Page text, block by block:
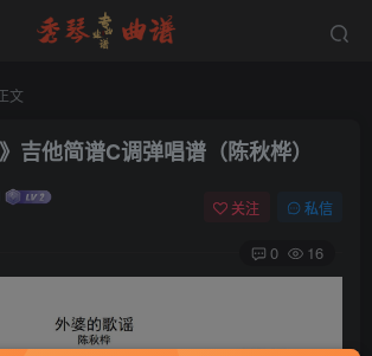
文
吉他简谱C调弹唱谱（陈秋桦）
关注 私信
0 16